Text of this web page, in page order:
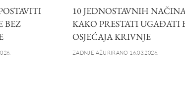
BEZ
10 JEDNOSTAVNIH
KAKO PRESTATI UGAĐATI
OSJEĆAJA KRIVNJE
ZADNJE AŽURIRANO 16.03.2026.